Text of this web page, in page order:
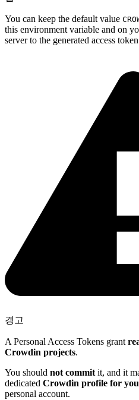
You can keep the default value
this environment variable and on
server to the generated access
경고
A Personal Access Tokens grant
Crowdin projects.
You should not commit it, and it
dedicated Crowdin profile for
personal account.